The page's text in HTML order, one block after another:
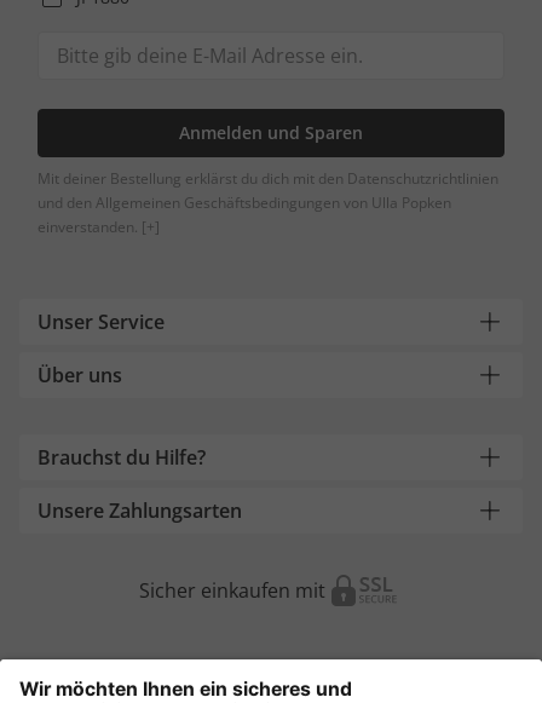
Anmelden und Sparen
Mit deiner Bestellung erklärst du dich mit den Datenschutzrichtlinien
und den Allgemeinen Geschäftsbedingungen von Ulla Popken
einverstanden. [+]
Unser Service
Über uns
Brauchst du Hilfe?
Unsere Zahlungsarten
Sicher einkaufen mit
Weitere Onlineshops